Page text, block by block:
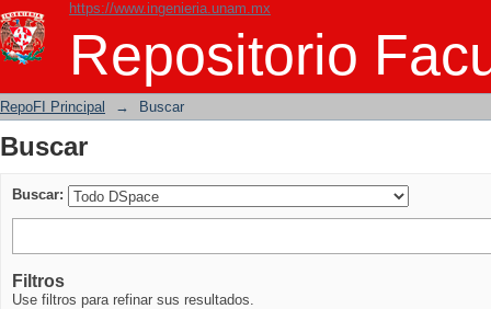
https://www.ingenieria.unam.mx
Repositorio
Buscar
RepoFI Principal → Buscar
Buscar
Buscar:
Filtros
Use filtros para refinar sus resultados.